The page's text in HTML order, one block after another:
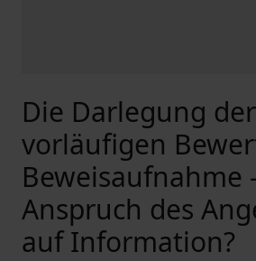
Die Darlegung der
vorläufigen
Beweisaufnahme
Anspruch des
auf Information?